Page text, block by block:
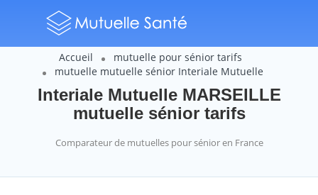
Accueil
mutuelle pour sénior tarifs
mutuelle mutuelle sénior Interiale Mutuelle
Interiale Mutuelle MARSEILLE
mutuelle sénior tarifs
Comparateur de mutuelles pour sénior en France